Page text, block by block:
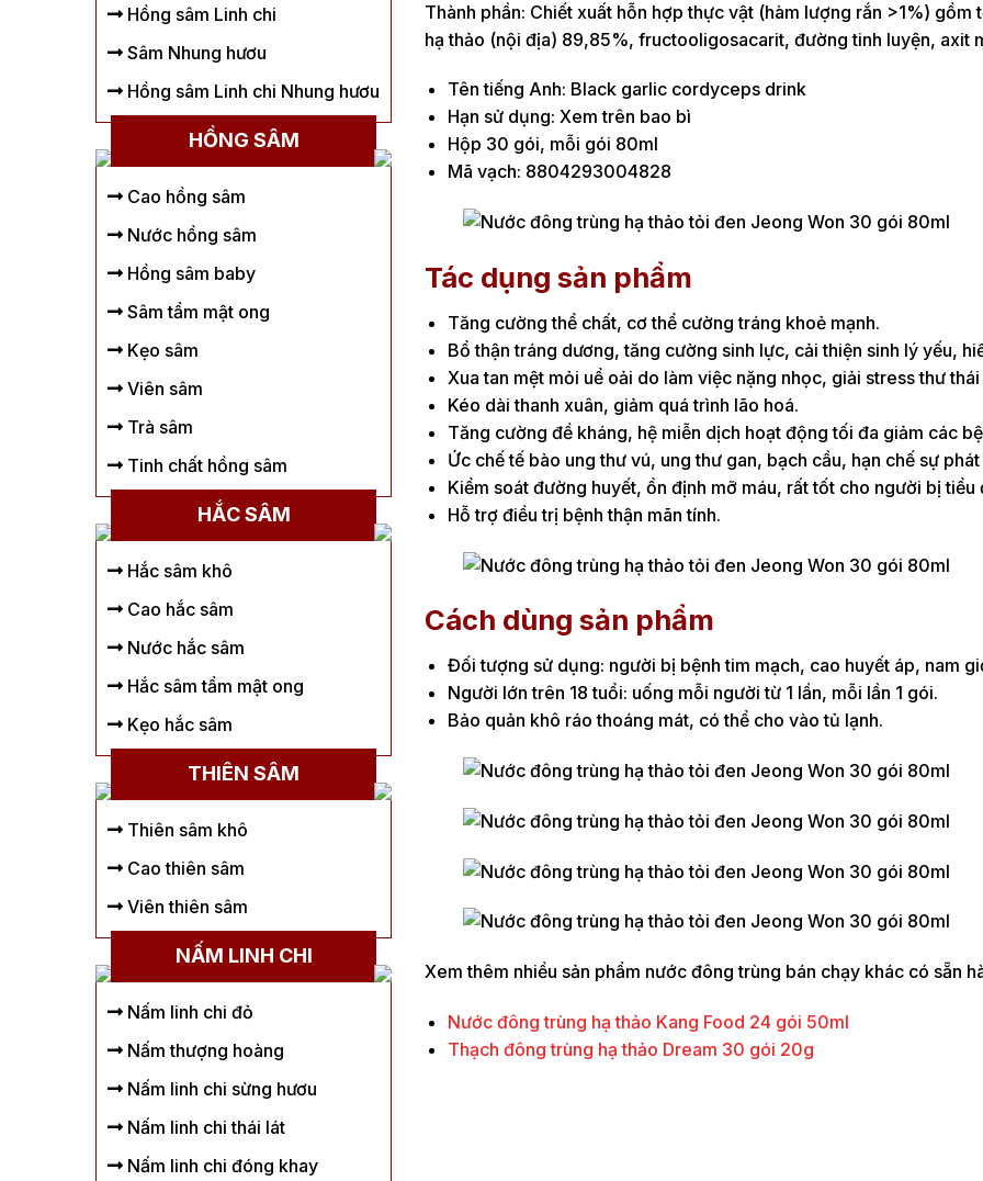
Hồng sâm Linh chi
Sâm Nhung hươu
Hồng sâm Linh chi Nhung hươu
HỒNG SÂM
Cao hồng sâm
Nước hồng sâm
Hồng sâm baby
Sâm tẩm mật ong
Kẹo sâm
Viên sâm
Trà sâm
Tinh chất hồng sâm
HẮC SÂM
Hắc sâm khô
Cao hắc sâm
Nước hắc sâm
Hắc sâm tẩm mật ong
Kẹo hắc sâm
THIÊN SÂM
Thiên sâm khô
Cao thiên sâm
Viên thiên sâm
NẤM LINH CHI
Nấm linh chi đỏ
Nấm thượng hoàng
Nấm linh chi sừng hươu
Nấm linh chi thái lát
Nấm linh chi đóng khay
Thành phần: Chiết xuất hỗn hợp thực vật (hàm lượng rắn >1%)
hạ thảo (nội địa) 89,85%, fructooligosacarit, đường tinh luyện, axit
Tên tiếng Anh: Black garlic cordyceps drink
Hạn sử dụng: Xem trên bao bì
Hộp 30 gói, mỗi gói 80ml
Mã vạch: 8804293004828
Tác dụng sản phẩm
Tăng cường thể chất, cơ thể cường tráng khoẻ mạnh.
Bổ thận tráng dương, tăng cường sinh lực, cải thiện sinh lý yếu,
Xua tan mệt mỏi uể oải do làm việc nặng nhọc, giải stress thư
Kéo dài thanh xuân, giảm quá trình lão hoá.
Tăng cường đề kháng, hệ miễn dịch hoạt động tối đa giảm các
Ức chế tế bào ung thư vú, ung thư gan, bạch cầu, hạn chế sự
Kiểm soát đường huyết, ổn định mỡ máu, rất tốt cho người bị
Hỗ trợ điều trị bệnh thận mãn tính.
Cách dùng sản phẩm
Đối tượng sử dụng: người bị bệnh tim mạch, cao huyết áp, nam
Người lớn trên 18 tuổi: uống mỗi người từ 1 lần, mỗi lần 1 gói.
Bảo quản khô ráo thoáng mát, có thể cho vào tủ lạnh.
Xem thêm nhiều sản phẩm nước đông trùng bán chạy khác có sẵn
Nước đông trùng hạ thảo Kang Food 24 gói 50ml
Thạch đông trùng hạ thảo Dream 30 gói 20g